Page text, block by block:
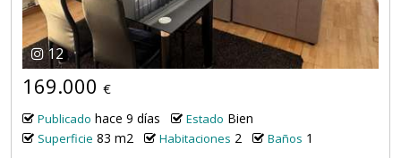
12
169.000 €
Publicado hace 9 días Estado Bien
Superficie 83 m2 Habitaciones 2 Baños 1